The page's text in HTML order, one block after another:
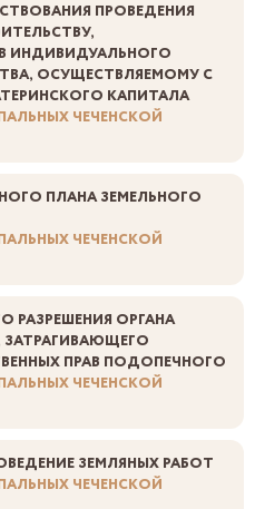
ПРОВЕДЕНИЯ
ИНДИВИДУАЛЬНОГО
ОСУЩЕСТВЛЯЕМОМУ С
КАПИТАЛА
ЧЕЧЕНСКОЙ
ПЛАНА ЗЕМЕЛЬНОГО
ЧЕЧЕНСКОЙ
РАЗРЕШЕНИЯ ОРГАНА
ЗАТРАГИВАЮЩЕГО
ПРАВ ПОДОПЕЧНОГО
ЧЕЧЕНСКОЙ
ЗЕМЛЯНЫХ РАБОТ
ЧЕЧЕНСКОЙ